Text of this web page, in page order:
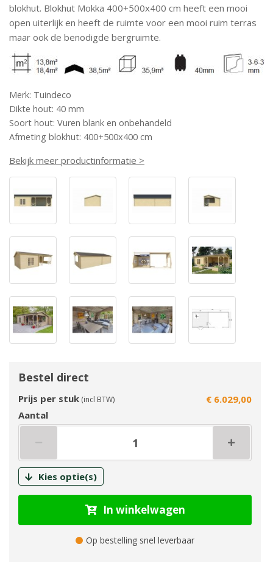
blokhut. Blokhut Mokka 400+500x400 cm heeft een mooi
open uiterlijk en heeft de ruimte voor een mooi ruim terras
maar ook de benodigde bergruimte.
Merk: Tuindeco
Dikte hout: 40 mm
Soort hout: Vuren blank en onbehandeld
Afmeting blokhut: 400+500x400 cm
Bekijk meer productinformatie >
Bestel direct
Prijs per stuk (incl BTW)
€ 6.029,00
Aantal
Kies optie(s)
In winkelwagen
Op bestelling snel leverbaar